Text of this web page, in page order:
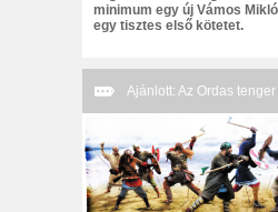
minimum egy új Vámos
egy tisztes első kötetet.
Ajánlott: Az Ordas